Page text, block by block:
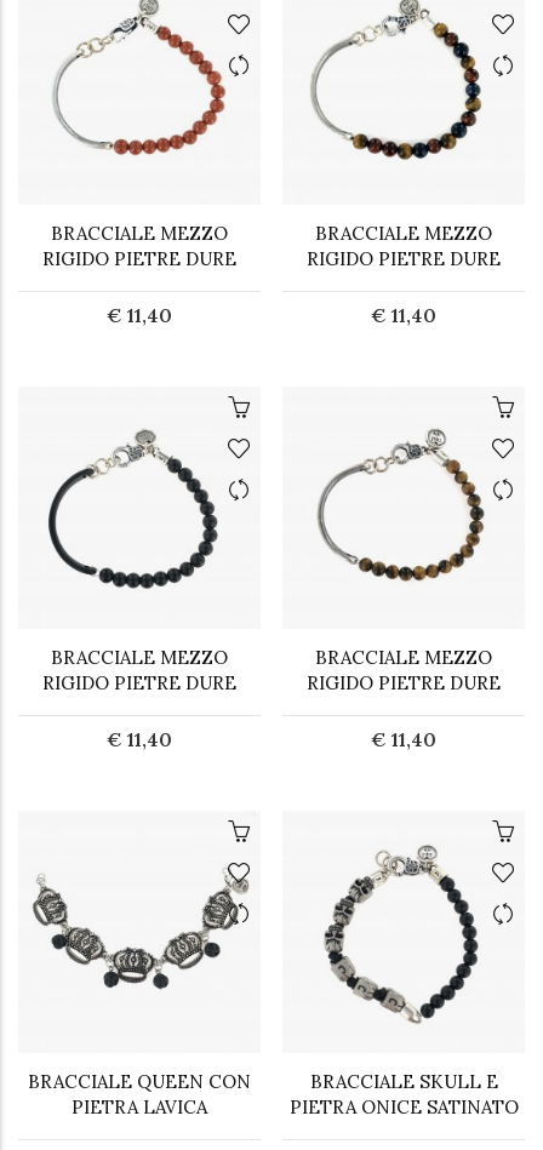
BRACCIALE MEZZO
RIGIDO PIETRE DURE
€ 11,40
BRACCIALE MEZZO
RIGIDO PIETRE DURE
€ 11,40
BRACCIALE MEZZO
RIGIDO PIETRE DURE
€ 11,40
BRACCIALE MEZZO
RIGIDO PIETRE DURE
€ 11,40
BRACCIALE QUEEN CON
PIETRA LAVICA
BRACCIALE SKULL E
PIETRA ONICE SATINATO